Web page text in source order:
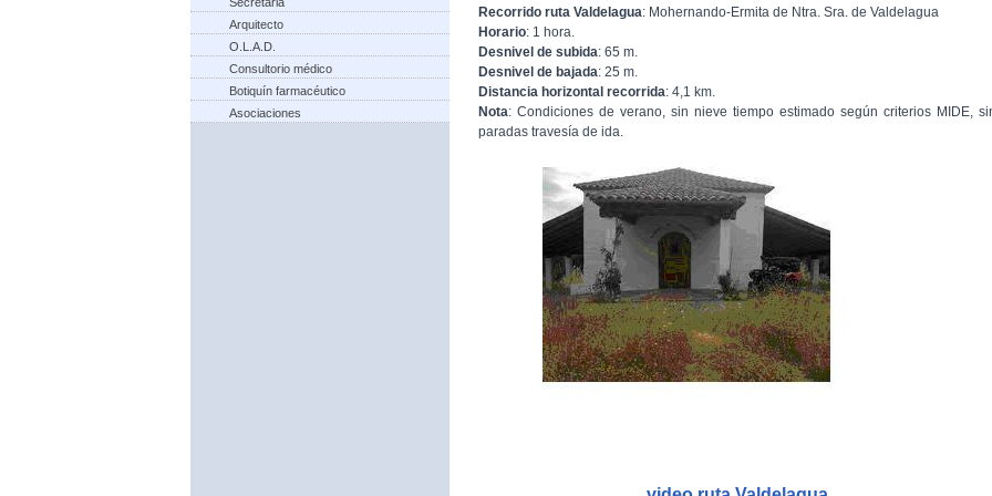
Arquitecto
O.L.A.D.
Consultorio médico
Botiquín farmacéutico
Asociaciones
Recorrido ruta Valdelagua: Mohernando-Ermita de Ntra. Sra. de Valdelagua
Horario: 1 hora.
Desnivel de subida: 65 m.
Desnivel de bajada: 25 m.
Distancia horizontal recorrida: 4,1 km.
Nota: Condiciones de verano, sin nieve tiempo estimado según criterios MIDE,
paradas travesía de ida.